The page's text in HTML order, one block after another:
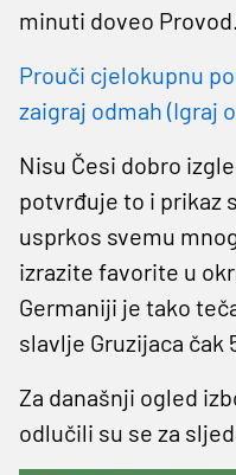
minuti doveo Provod.
Prouči cjelokupnu
zaigraj odmah (Igraj
Nisu Česi dobro
potvrđuje to i prikaz
usprkos svemu
izrazite favorite u
Germaniji je tako
slavlje Gruzijaca čak
Za današnji ogled
odlučili su se za